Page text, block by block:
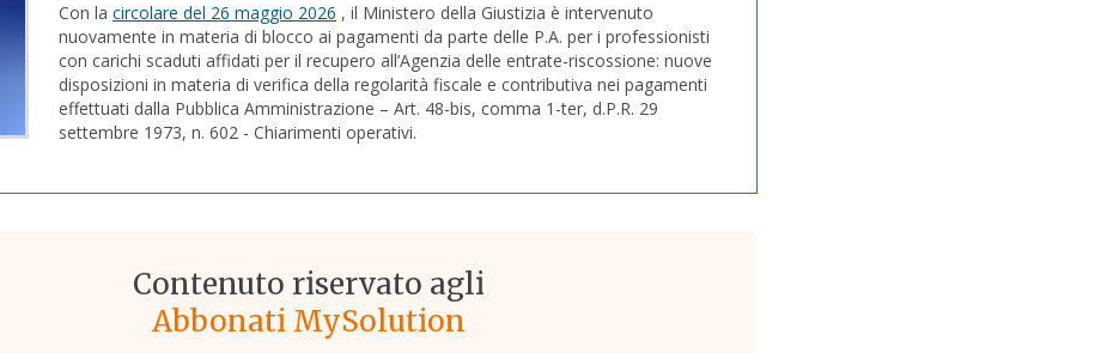
Con la circolare del 26 maggio 2026 , il Ministero della Giustizia è intervenuto
nuovamente in materia di blocco ai pagamenti da parte delle P.A. per i professionisti
con carichi scaduti affidati per il recupero all’Agenzia delle entrate-riscossione: nuove
disposizioni in materia di verifica della regolarità fiscale e contributiva nei pagamenti
effettuati dalla Pubblica Amministrazione – Art. 48-bis, comma 1-ter, d.P.R. 29
settembre 1973, n. 602 - Chiarimenti operativi.
Contenuto riservato agli
Abbonati MySolution